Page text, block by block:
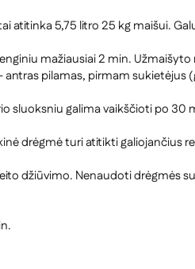
atitinka 5,75 litro 25 kg maišui.
mažiausiai 2 min.
pilamas, pirmam sukietėjus
sluoksniu galima vaikščioti po 30
drėgmė turi atitikti galiojančius
džiūvimo. Nenaudoti drėgmės